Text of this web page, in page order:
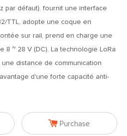
par défaut). fournit une interface
TTL, adopte une coque en
sur rail, prend en charge une
8 ~ 28 V (DC). La technologie LoRa
distance de communication
d'une forte capacité anti-
 Purchase